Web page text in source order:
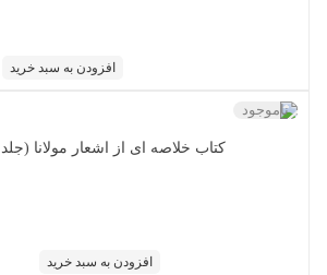
افزودن به سبد خرید
کتاب خلاصه ای از اشعار مولانا (جلد یک)
ناموجود
افزودن به سبد خرید